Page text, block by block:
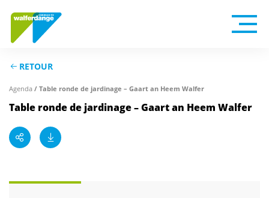
RETOUR
Agenda / Table ronde de jardinage – Gaart an Heem Walfer
Table ronde de jardinage – Gaart an Heem Walfer